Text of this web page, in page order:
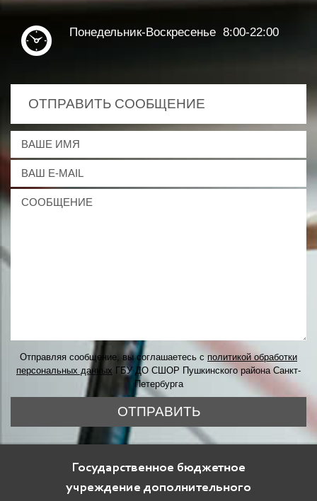
Понедельник-Воскресенье 8:00-22:00
ОТПРАВИТЬ СООБЩЕНИЕ
Отправляя сообщение, вы соглашаетесь с политикой обработки
персональных данных ГБУ ДО СШОР Пушкинского района Санкт-
Петербурга
ОТПРАВИТЬ
Государственное бюджетное
учреждение дополнительного